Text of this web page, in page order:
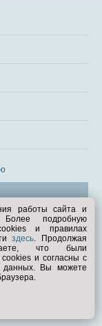
работы сайта и
Более подробную
и правилах
здесь. Продолжая
что были
и согласны с
данных. Вы можете